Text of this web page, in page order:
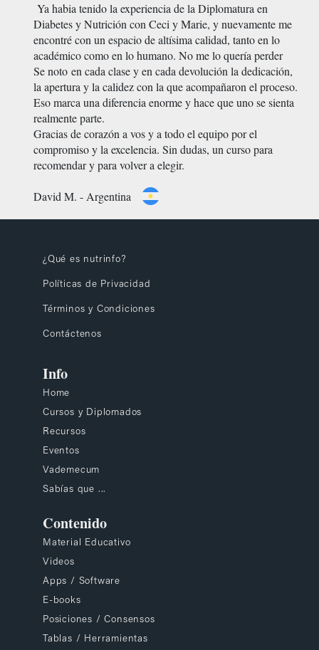
Ya habia tenido la experiencia de la Diplomatura en
Diabetes y Nutrición con Ceci y Marie, y nuevamente me
encontré con un espacio de altísima calidad, tanto en lo
académico como en lo humano. No me lo quería perder
Se noto en cada clase y en cada devolución la dedicación,
la apertura y la calidez con la que acompañaron el proceso.
Eso marca una diferencia enorme y hace que uno se sienta
realmente parte.
Gracias de corazón a vos y a todo el equipo por el
compromiso y la excelencia. Sin dudas, un curso para
recomendar y para volver a elegir.
David M. - Argentina
¿Qué es nutrinfo?
Políticas de Privacidad
Términos y Condiciones
Contáctenos
Info
Home
Cursos y Diplomados
Recursos
Eventos
Vademecum
Sabías que ...
Contenido
Material Educativo
Videos
Apps / Software
E-books
Posiciones / Consensos
Tablas / Herramientas